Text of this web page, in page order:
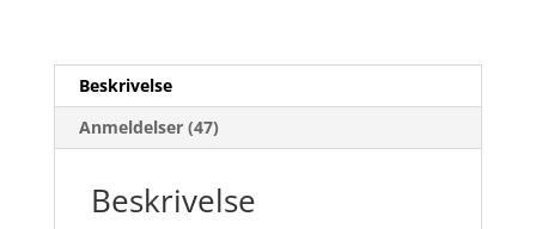
Beskrivelse
Anmeldelser (47)
Beskrivelse